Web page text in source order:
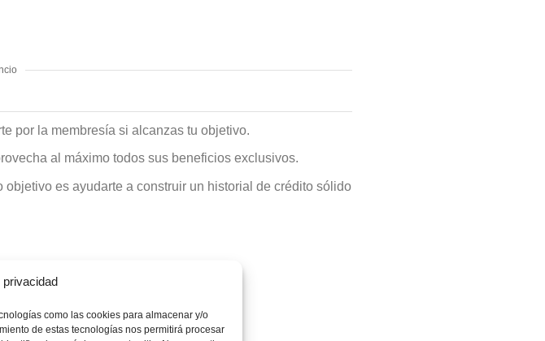
privacidad
como las cookies para almacenar y/o
de estas tecnologías nos permitirá procesar
por la membresía si alcanzas tu objetivo.
al máximo todos sus beneficios exclusivos.
es ayudarte a construir un historial de crédito sólido
adaptan a cualquier situación